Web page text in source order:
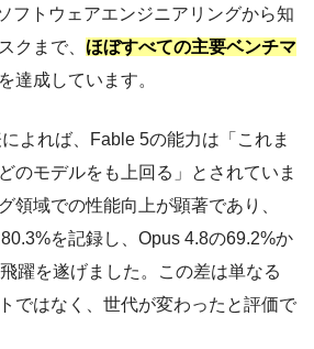
フトウェアエンジニアリングから知
クまで、 ほぼすべての主要ベンチマ
を達成しています。
よれば、Fable 5の能力は「これま
のモデルをも上回る」とされていま
領域での性能向上が顕著であり、
を記録し、Opus 4.8の69.2%か
躍を遂げました。この差は単なる
ではなく、世代が変わったと評価で